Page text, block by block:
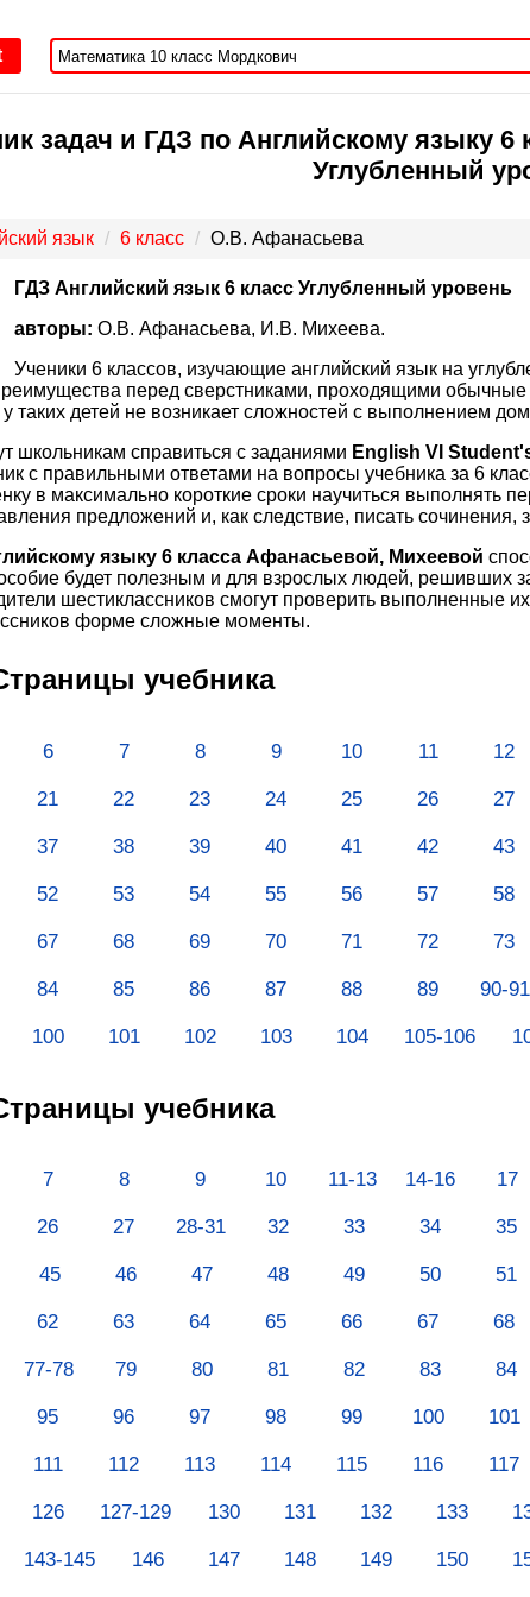
задач и ГДЗ по Английскому языку
Углубленный
язык 6 класс О.В. Афанасьева
ГДЗ Английский язык 6 класс Углубленный уровень
авторы: О.В. Афанасьева, И.В. Михеева.
Ученики 6 классов, изучающие английский язык на
перед сверстниками, проходящими
у таких детей не возникает сложностей с выполнением
школьникам справиться с заданиями English VI
с правильными ответами на вопросы учебника за 6
в максимально короткие сроки научиться выполнять
предложений и, как следствие, писать
языку 6 класса Афанасьевой, Михеевой
будет полезным и для взрослых людей, решивших
шестиклассников смогут проверить выполненные
форме сложные моменты.
учебника
6 7 8 9 10 11 12
21 22 23 24 25 26 27
37 38 39 40 41 42 43
52 53 54 55 56 57 58
67 68 69 70 71 72 73
84 85 86 87 88 89 90-91
100 101 102 103 104 105-106
учебника
7 8 9 10 11-13 14-16 17
26 27 28-31 32 33 34 35
45 46 47 48 49 50 51
62 63 64 65 66 67 68
77-78 79 80 81 82 83 84
95 96 97 98 99 100 101
111 112 113 114 115 116 117
126 127-129 130 131 132 133
143-145 146 147 148 149 150